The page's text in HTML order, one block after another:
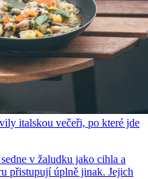
italskou večeři, po které jde
v žaludku jako cihla a
přistupují úplně jinak. Jejich